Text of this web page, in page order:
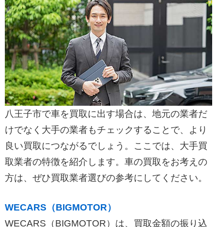
八王子市で車を買取に出す場合は、地元の業者だ
けでなく大手の業者もチェックすることで、より
良い買取につながるでしょう。ここでは、大手買
取業者の特徴を紹介します。車の買取をお考えの
方は、ぜひ買取業者選びの参考にしてください。
WECARS（BIGMOTOR）
WECARS（BIGMOTOR）は、買取金額の振り込